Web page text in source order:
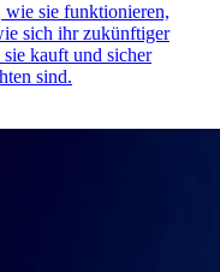
sie funktionieren,
sich ihr zukünftiger
kauft und sicher
sind.